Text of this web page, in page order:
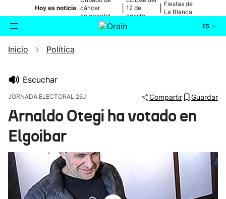
Hoy es noticia cáncer
colorrectal
12 de
agosto
Fiestas de
La Blanca
ES
Buscador
Eguraldia
Inicio Política
Escuchar
JORNADA ELECTORAL 26J Compartir Guardar
Arnaldo Otegi ha votado en
Elgoibar